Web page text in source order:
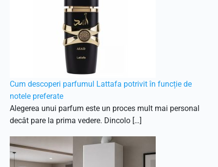
Cum descoperi parfumul Lattafa potrivit în funcție de
notele preferate
Alegerea unui parfum este un proces mult mai personal
decât pare la prima vedere. Dincolo […]